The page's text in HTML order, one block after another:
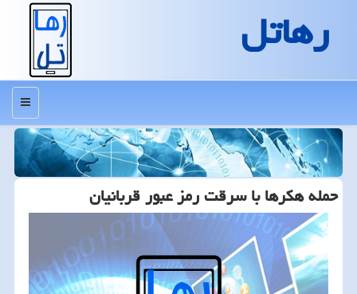
رهاتل
منو
حمله هكرها با سرقت رمز عبور قربانیان